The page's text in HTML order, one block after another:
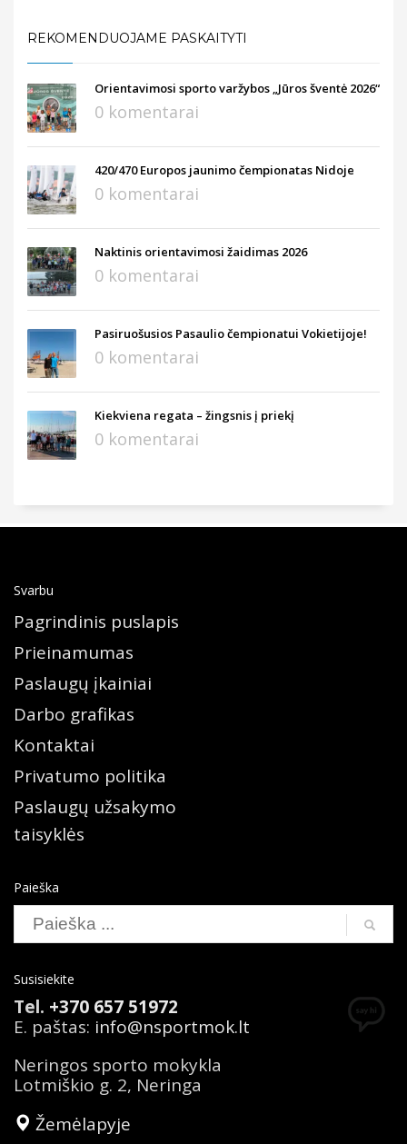
REKOMENDUOJAME PASKAITYTI
Orientavimosi sporto varžybos „Jūros šventė 2026“
0 komentarai
420/470 Europos jaunimo čempionatas Nidoje
0 komentarai
Naktinis orientavimosi žaidimas 2026
0 komentarai
Pasiruošusios Pasaulio čempionatui Vokietijoje!
0 komentarai
Kiekviena regata – žingsnis į priekį
0 komentarai
Svarbu
Pagrindinis puslapis
Prieinamumas
Paslaugų įkainiai
Darbo grafikas
Kontaktai
Privatumo politika
Paslaugų užsakymo
taisyklės
Paieška
Susisiekite
Tel. +370 657 51972
E. paštas: info@nsportmok.lt
Neringos sporto mokykla
Lotmiškio g. 2, Neringa
Žemėlapyje